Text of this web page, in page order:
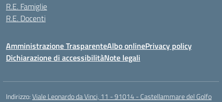
R.E. Famiglie
R.E. Docenti
Amministrazione TrasparenteAlbo onlinePrivacy policy
Dichiarazione di accessibilitàNote legali
Indirizzo:Viale Leonardo da Vinci, 11 - 91014 - Castellammare del Golfo